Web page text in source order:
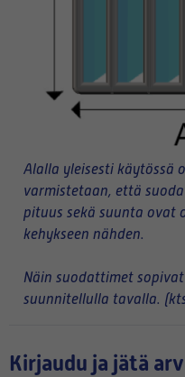
Alalla yleisesti käytössä
varmistetaan, että
pituus sekä suunta ovat
kehykseen nähden.
Näin suodattimet
suunnitellulla tavalla.
Kirjaudu ja jätä